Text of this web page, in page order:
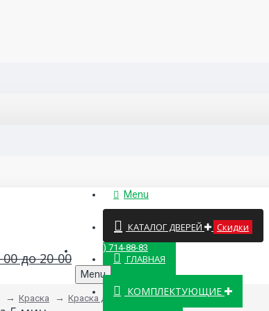
до 20-00
Menu
КАТАЛОГ ДВЕРЕЙ Скидки
ГЛАВНАЯ
КОМПЛЕКТУЮЩИЕ
8 (499) 714-88-83
Menu
Краска Краска для шпона дуба